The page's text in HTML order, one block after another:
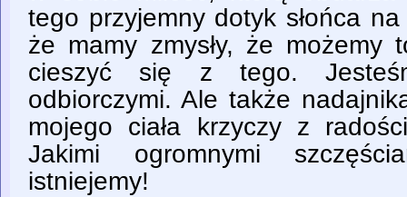
tego przyjemny dotyk słońca
że mamy zmysły, że możemy
cieszyć się z tego.
odbiorczymi. Ale także
mojego ciała krzyczy z
Jakimi ogromnymi
istniejemy!